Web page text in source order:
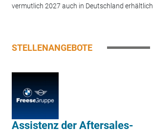
vermutlich 2027 auch in Deutschland erhältlich.
STELLENANGEBOTE
Assistenz der Aftersales-